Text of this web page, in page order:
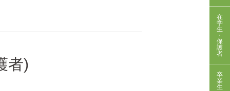
在
学
生
・
保
護
者
卒
業
生
者)